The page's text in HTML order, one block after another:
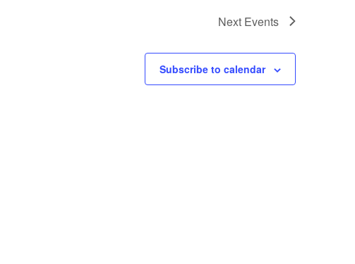
Next Events
Subscribe to calendar